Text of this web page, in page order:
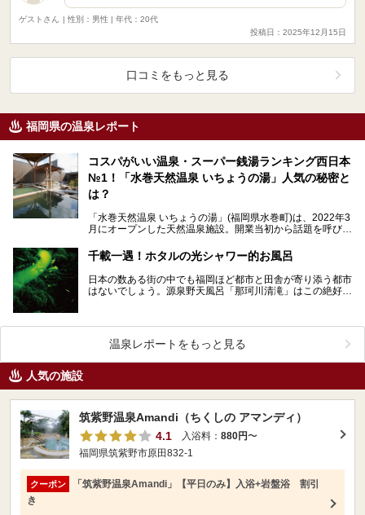
ゲストさん
| 性別：男性 | 年代：20代
投稿日：2025年12月15日
口コミをもっと見る
福岡県の温泉レポート
コスパがいい温泉・スーパー銭湯ランキング西日本
№1！「水巻天然温泉 いちょうの湯」人気の秘密と
は？
「水巻天然温泉 いちょうの湯」(福岡県水巻町)は、2022年3
月にオープンした天然温泉施設。開業当初から話題を呼び、
千載一遇！ホタルの光シャワー的お風呂
日本の数ある街の中でも福岡ほど都市と田舎が寄り添う都市
はないでしょう。源泉野天風呂「那珂川清滝」はこの絶好の
温泉レポートをもっと見る
人気の施設
筑紫野温泉Amandi（ちくしの アマンディ）
4.1
入浴料： 880円〜
福岡県筑紫野市原田832-1
クーポン
「筑紫野温泉Amandi」【平日のみ】入浴+岩盤浴 割引
き